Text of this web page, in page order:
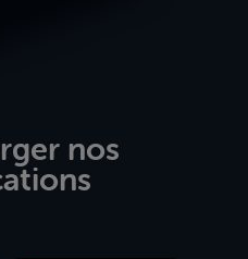
nos